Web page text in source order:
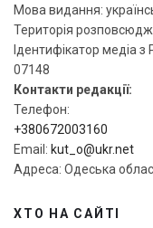
Мова видання:
Територія
Ідентифікатор медіа з
07148
Контакти редакції:
Телефон:
+380672003160
Email: kut_o@ukr.net
Адреса: Одеська
ХТО НА САЙТІ